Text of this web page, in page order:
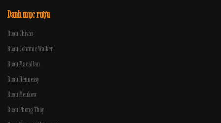
Danh mục rượu
Rượu Chivas
Rượu Johnnie Walker
Rượu Macallan
Rượu Hennessy
Rượu Meukow
Rượu Phong Thủy